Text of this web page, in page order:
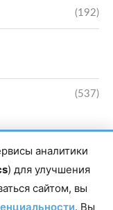
(192)
(537)
Нухович. Контакты
По вопросам
аналитики
) для улучшения
сайтом, вы
. Вы